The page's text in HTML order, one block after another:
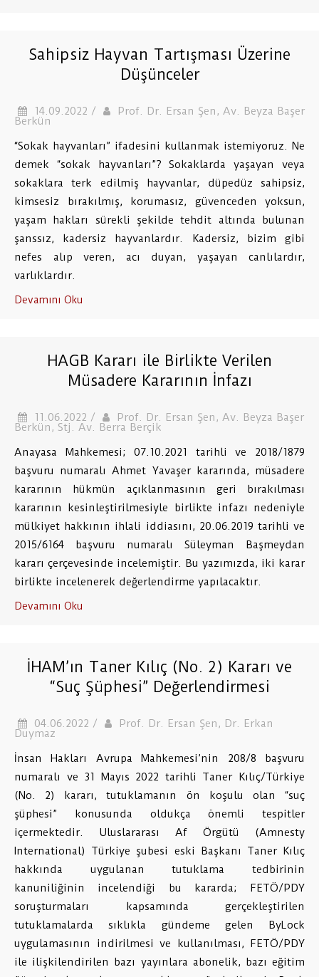
Sahipsiz Hayvan Tartışması Üzerine
Düşünceler
14.09.2022 / Prof. Dr. Ersan Şen, Av. Beyza Başer
Berkün
“Sokak hayvanları” ifadesini kullanmak istemiyoruz. Ne
demek “sokak hayvanları”? Sokaklarda yaşayan veya
sokaklara terk edilmiş hayvanlar, düpedüz sahipsiz,
kimsesiz bırakılmış, korumasız, güvenceden yoksun,
yaşam hakları sürekli şekilde tehdit altında bulunan
şanssız, kadersiz hayvanlardır. Kadersiz, bizim gibi
nefes alıp veren, acı duyan, yaşayan canlılardır,
varlıklardır.
Devamını Oku
HAGB Kararı ile Birlikte Verilen
Müsadere Kararının İnfazı
11.06.2022 / Prof. Dr. Ersan Şen, Av. Beyza Başer
Berkün, Stj. Av. Berra Berçik
Anayasa Mahkemesi; 07.10.2021 tarihli ve 2018/1879
başvuru numaralı Ahmet Yavaşer kararında, müsadere
kararının hükmün açıklanmasının geri bırakılması
kararının kesinleştirilmesiyle birlikte infazı nedeniyle
mülkiyet hakkının ihlali iddiasını, 20.06.2019 tarihli ve
2015/6164 başvuru numaralı Süleyman Başmeydan
kararı çerçevesinde incelemiştir. Bu yazımızda, iki karar
birlikte incelenerek değerlendirme yapılacaktır.
Devamını Oku
İHAM’ın Taner Kılıç (No. 2) Kararı ve
“Suç Şüphesi” Değerlendirmesi
04.06.2022 / Prof. Dr. Ersan Şen, Dr. Erkan
Duymaz
İnsan Hakları Avrupa Mahkemesi’nin 208/8 başvuru
numaralı ve 31 Mayıs 2022 tarihli Taner Kılıç/Türkiye
(No. 2) kararı, tutuklamanın ön koşulu olan “suç
şüphesi” konusunda oldukça önemli tespitler
içermektedir. Uluslararası Af Örgütü (Amnesty
International) Türkiye şubesi eski Başkanı Taner Kılıç
hakkında uygulanan tutuklama tedbirinin
kanuniliğinin incelendiği bu kararda; FETÖ/PDY
soruşturmaları kapsamında gerçekleştirilen
tutuklamalarda sıklıkla gündeme gelen ByLock
uygulamasının indirilmesi ve kullanılması, FETÖ/PDY
ile ilişkilendirilen bazı yayınlara abonelik, bazı eğitim